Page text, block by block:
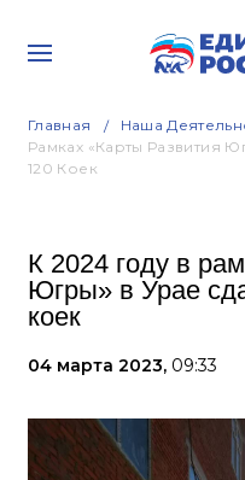
Главная Наша
Рамках «Карты Развития
120 Коек
К 2024 году в
Югры» в Урае
коек
04 марта 2023, 09:33